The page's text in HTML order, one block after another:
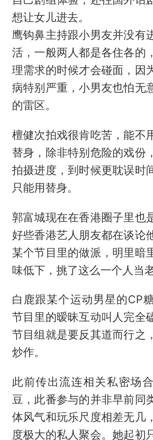
想让女儿进去。
鹰钩鼻主持跟小男友并没有
活，一般两人都是各住各的
理需求的时候才会碰面，因
病特别严重，小男友也怕无
的雷区。
檀健次拍戏很肯吃苦，能不
替身，除非特别危险的戏份
拍摄进度，到时候更耽误时
只能用替身。
郭富城现在在香港圈子里也
好些香港艺人朋友都在谈论
某个节目里的做派，明里暗
味低下，挑了这么一个人当老
白鹿跟某个运动男星的CP
节目里的暧昧互动叫人完全
节目组就是要反其道而行之
炒作。
此前传出流连相关私密场
豆，此番参与的并非早前同
体风气和玩乐尺度相差无几
度极大的私人聚会。她起初